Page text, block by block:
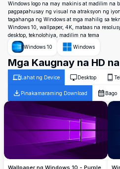
Windows logo na may makinis at madilim na
pagpapahusay ng visual na atraksyon ng
tagahanga ng Windows at mga mahilig sa
Windows 10, wallpaper, 4K, mataas na
desktop, teknolohiya, madilim na tema
Windows 10
Windows
Mga Kaugnay na HD
Lahat ng Device Desktop
Pinakamaraming Download Bago
Wallpaper ng Windows 10 - Purple